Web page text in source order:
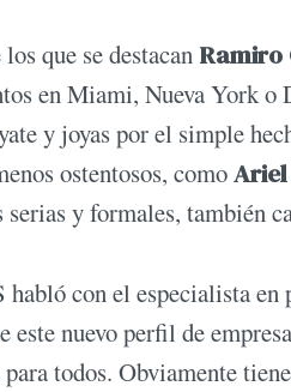
que se destacan Ramiro
en Miami, Nueva York
y joyas por el simple
ostentosos, como
serias y formales, también
con el especialista en
este nuevo perfil de
todos. Obviamente